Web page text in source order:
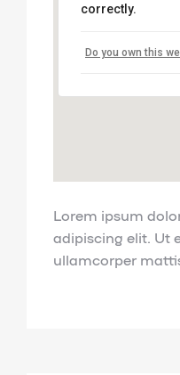
correctly.
Do you own this
Lorem ipsum
adipiscing elit. Ut
ullamcorper